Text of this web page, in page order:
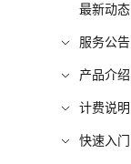
最新动态
服务公告
产品介绍
计费说明
快速入门